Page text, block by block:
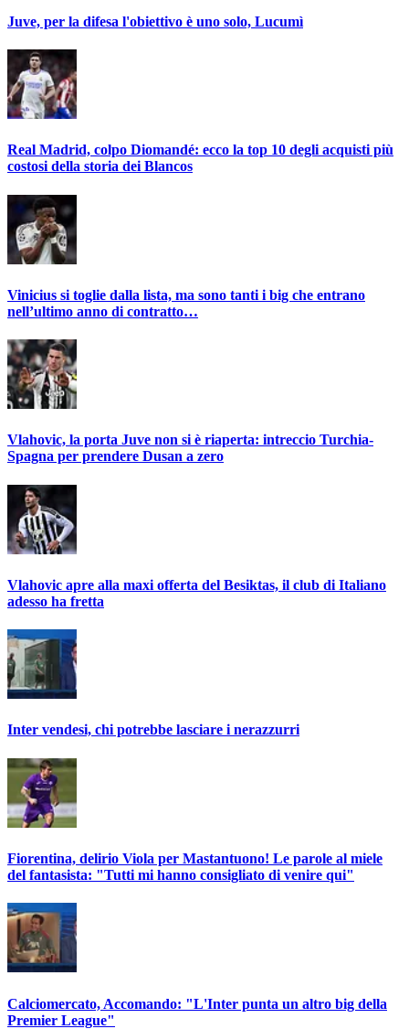
Juve, per la difesa l'obiettivo è uno solo, Lucumì
Real Madrid, colpo Diomandé: ecco la top 10 degli acquisti più
costosi della storia dei Blancos
Vinicius si toglie dalla lista, ma sono tanti i big che entrano
nell’ultimo anno di contratto…
Vlahovic, la porta Juve non si è riaperta: intreccio Turchia-
Spagna per prendere Dusan a zero
Vlahovic apre alla maxi offerta del Besiktas, il club di Italiano
adesso ha fretta
Inter vendesi, chi potrebbe lasciare i nerazzurri
Fiorentina, delirio Viola per Mastantuono! Le parole al miele
del fantasista: "Tutti mi hanno consigliato di venire qui"
Calciomercato, Accomando: "L'Inter punta un altro big della
Premier League"